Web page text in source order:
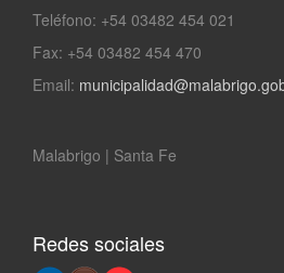
Teléfono: +54 03482 454 021
Fax: +54 03482 454 470
Email:
Malabrigo | Santa Fe
Redes sociales